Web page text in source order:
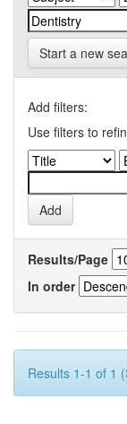
Start a new
Add filters:
Use filters to
Results/Page
In order
Results 1-1 of 1